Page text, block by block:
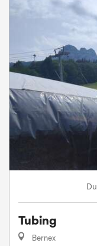
Du
Tubing
Bernex